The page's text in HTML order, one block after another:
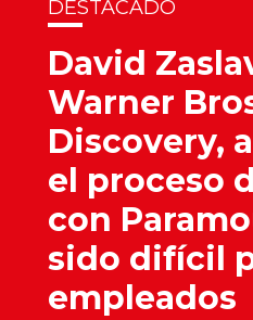
DESTACADO
David
Warner
Discovery,
el proceso
con
sido difícil
empleados